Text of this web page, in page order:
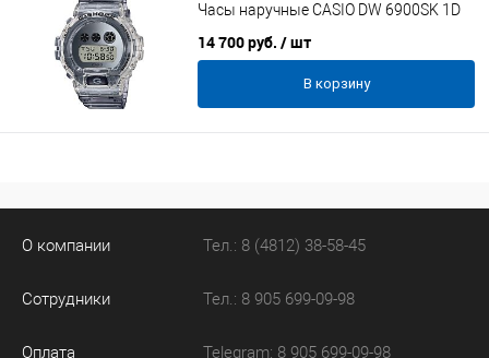
Часы наручные CASIO DW 6900SK 1D
14 700 руб. / шт
В корзину
О компании
Сотрудники
Оплата
Тел.: 8 (4812) 38-58-45
Тел.: 8 905 699-09-98
Telegram: 8 905 699-09-98